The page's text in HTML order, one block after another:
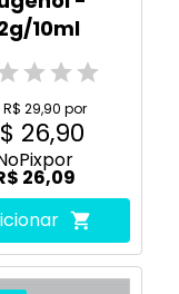
10ml
R$ 29,90 por
26,90
Pixpor
26,09